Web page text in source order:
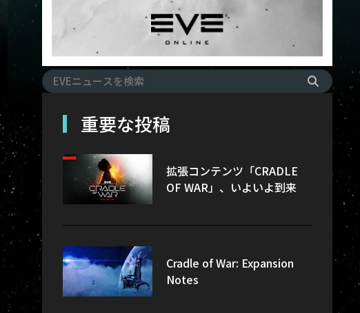
重要な投稿
拡張コンテンツ「CRADLE
OF WAR」、いよいよ到来
Cradle of War: Expansion
Notes